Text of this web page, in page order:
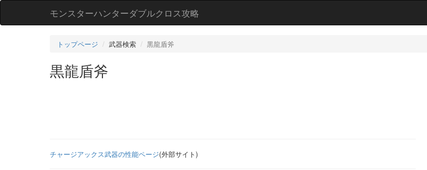
モンスターハンターダブルクロス攻略
トップページ 武器検索 黒龍盾斧
黒龍盾斧
チャージアックス武器の性能ページ(外部サイト)